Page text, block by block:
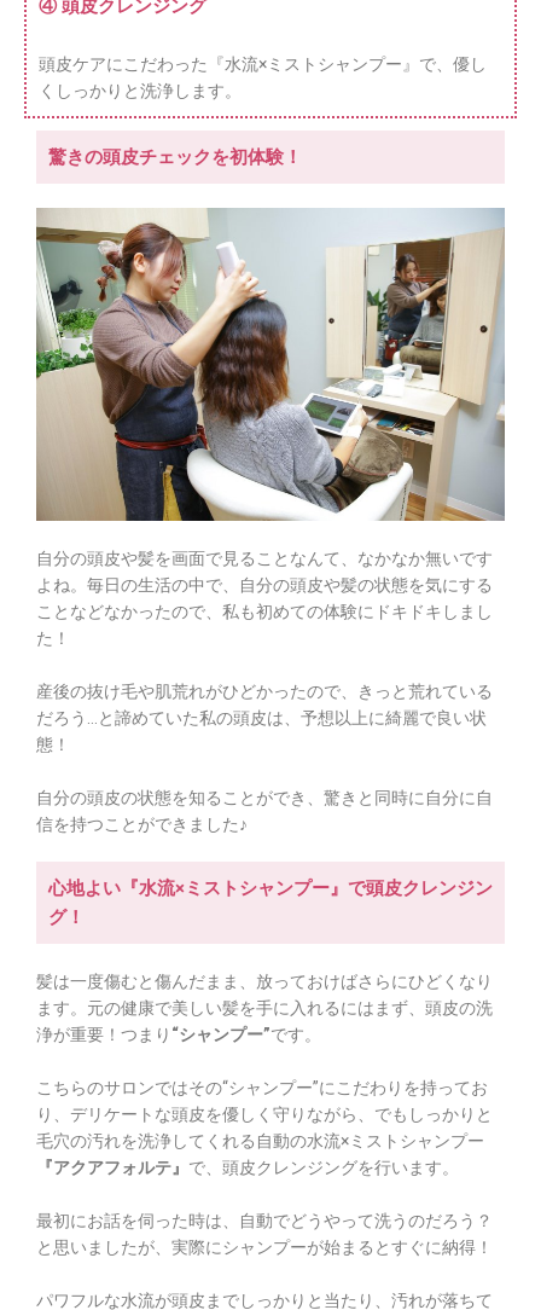
④ 頭皮クレンジング
頭皮ケアにこだわった『水流×ミストシャンプー』で、優し
くしっかりと洗浄します。
驚きの頭皮チェックを初体験！
自分の頭皮や髪を画面で見ることなんて、なかなか無いです
よね。毎日の生活の中で、自分の頭皮や髪の状態を気にする
ことなどなかったので、私も初めての体験にドキドキしまし
た！
産後の抜け毛や肌荒れがひどかったので、きっと荒れている
だろう…と諦めていた私の頭皮は、予想以上に綺麗で良い状
態！
自分の頭皮の状態を知ることができ、驚きと同時に自分に自
信を持つことができました♪
心地よい『水流×ミストシャンプー』で頭皮クレンジン
グ！
髪は一度傷むと傷んだまま、放っておけばさらにひどくなり
ます。元の健康で美しい髪を手に入れるにはまず、頭皮の洗
浄が重要！つまり “シャンプー”です。
こちらのサロンではその“シャンプー”にこだわりを持ってお
り、デリケートな頭皮を優しく守りながら、でもしっかりと
毛穴の汚れを洗浄してくれる自動の水流×ミストシャンプー
『アクアフォルテ』 で、頭皮クレンジングを行います。
最初にお話を伺った時は、自動でどうやって洗うのだろう？
と思いましたが、実際にシャンプーが始まるとすぐに納得！
パワフルな水流が頭皮までしっかりと当たり、汚れが落ちて